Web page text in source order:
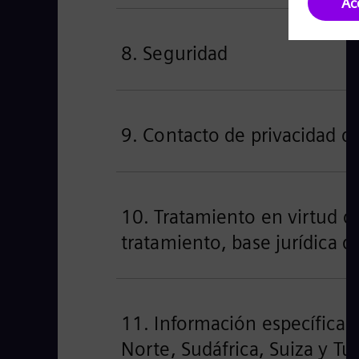
8. Seguridad
9. Contacto de privacidad de
10. Tratamiento en virtud
tratamiento, base jurídica
11. Información específica
Norte, Sudáfrica, Suiza y